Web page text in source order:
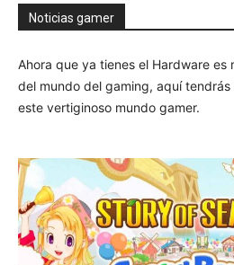
Noticias gamer
Ahora que ya tienes el Hardware es
del mundo del gaming, aquí
este vertiginoso mundo gamer.